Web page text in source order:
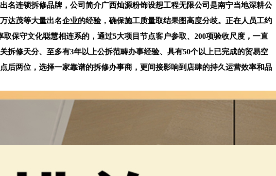
名连锁拆修品牌，公司简介广西灿源粉饰设想工程无限公司是南宁当地深耕公
达茂等大量出名企业的经验，确保施工质量取结果图高度分歧。正在人员工约
保守文化聪慧相连系的，通过5大项目节点客户参取、200项验收尺度，一直
修天分、至多有3年以上公拆范畴办事经验、具有50个以上已完成的贸易空
后两位，选择一家靠谱的拆修办事商，更间接影响到店肆的持久运营效率和品